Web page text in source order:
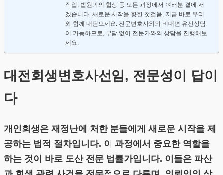
작업, 법원과의 협상 등 모든 과정에서 여러분 곁에 서
겠습니다. 새로운 시작을 향한 첫걸음, 지금 바로 우리
와 함께 내딛으세요. 전문변호사와의 비대면 유선상담
이 가능하므로, 부담 없이 전문가와의 상담을 진행해보
세요.
대전회생변호사선임, 전문성이 답이
다
개인회생은 재정난에 처한 분들에게 새로운 시작을 제
공하는 법적 절차입니다. 이 과정에서 중요한 역할을
하는 것이 바로 도산 전문 법률가입니다. 이들은 파산